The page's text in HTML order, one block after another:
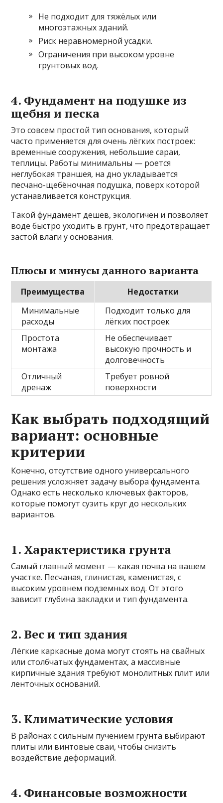
Не подходит для тяжёлых или
многоэтажных зданий.
Риск неравномерной усадки.
Ограничения при высоком уровне
грунтовых вод.
4. Фундамент на подушке из
щебня и песка
Это совсем простой тип основания, который
часто применяется для очень лёгких построек:
временные сооружения, небольшие сараи,
теплицы. Работы минимальны — роется
неглубокая траншея, на дно укладывается
песчано-щебёночная подушка, поверх которой
устанавливается конструкция.
Такой фундамент дешев, экологичен и позволяет
воде быстро уходить в грунт, что предотвращает
застой влаги у основания.
Плюсы и минусы данного варианта
Преимущества
Недостатки
Минимальные
расходы
Подходит только для
лёгких построек
Простота
монтажа
Не обеспечивает
высокую прочность и
долговечность
Отличный
дренаж
Требует ровной
поверхности
Как выбрать подходящий
вариант: основные
критерии
Конечно, отсутствие одного универсального
решения усложняет задачу выбора фундамента.
Однако есть несколько ключевых факторов,
которые помогут сузить круг до нескольких
вариантов.
1. Характеристика грунта
Самый главный момент — какая почва на вашем
участке. Песчаная, глинистая, каменистая, с
высоким уровнем подземных вод. От этого
зависит глубина закладки и тип фундамента.
2. Вес и тип здания
Лёгкие каркасные дома могут стоять на свайных
или столбчатых фундаментах, а массивные
кирпичные здания требуют монолитных плит или
ленточных оснований.
3. Климатические условия
В районах с сильным пучением грунта выбирают
плиты или винтовые сваи, чтобы снизить
воздействие деформаций.
4. Финансовые возможности